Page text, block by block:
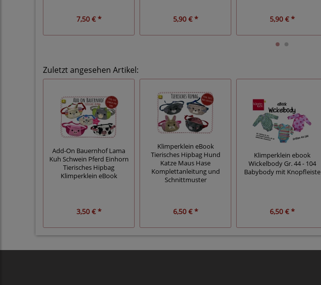
7,50 € * 5,90 € * 5,90 € *
Zuletzt angesehen Artikel:
Add-On Bauernhof Lama
Kuh Schwein Pferd Einhorn
Tierisches Hipbag
Klimperklein eBook
3,50 € *
Klimperklein eBook
Tierisches Hipbag Hund
Katze Maus Hase
Komplettanleitung und
Schnittmuster
6,50 € *
Klimperklein ebook
Wickelbody Gr. 44 - 104
Babybody mit Knopfleiste
6,50 € *